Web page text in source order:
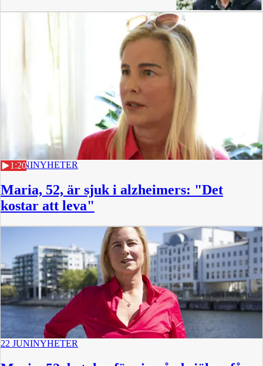
1:20
22 JUNINYHETER
Maria, 52, är sjuk i alzheimers: "Det
kostar att leva"
22 JUNINYHETER